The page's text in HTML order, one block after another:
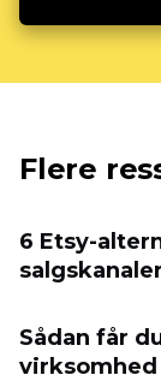
Flere
6 Etsy-
Sådan får
virksomhed